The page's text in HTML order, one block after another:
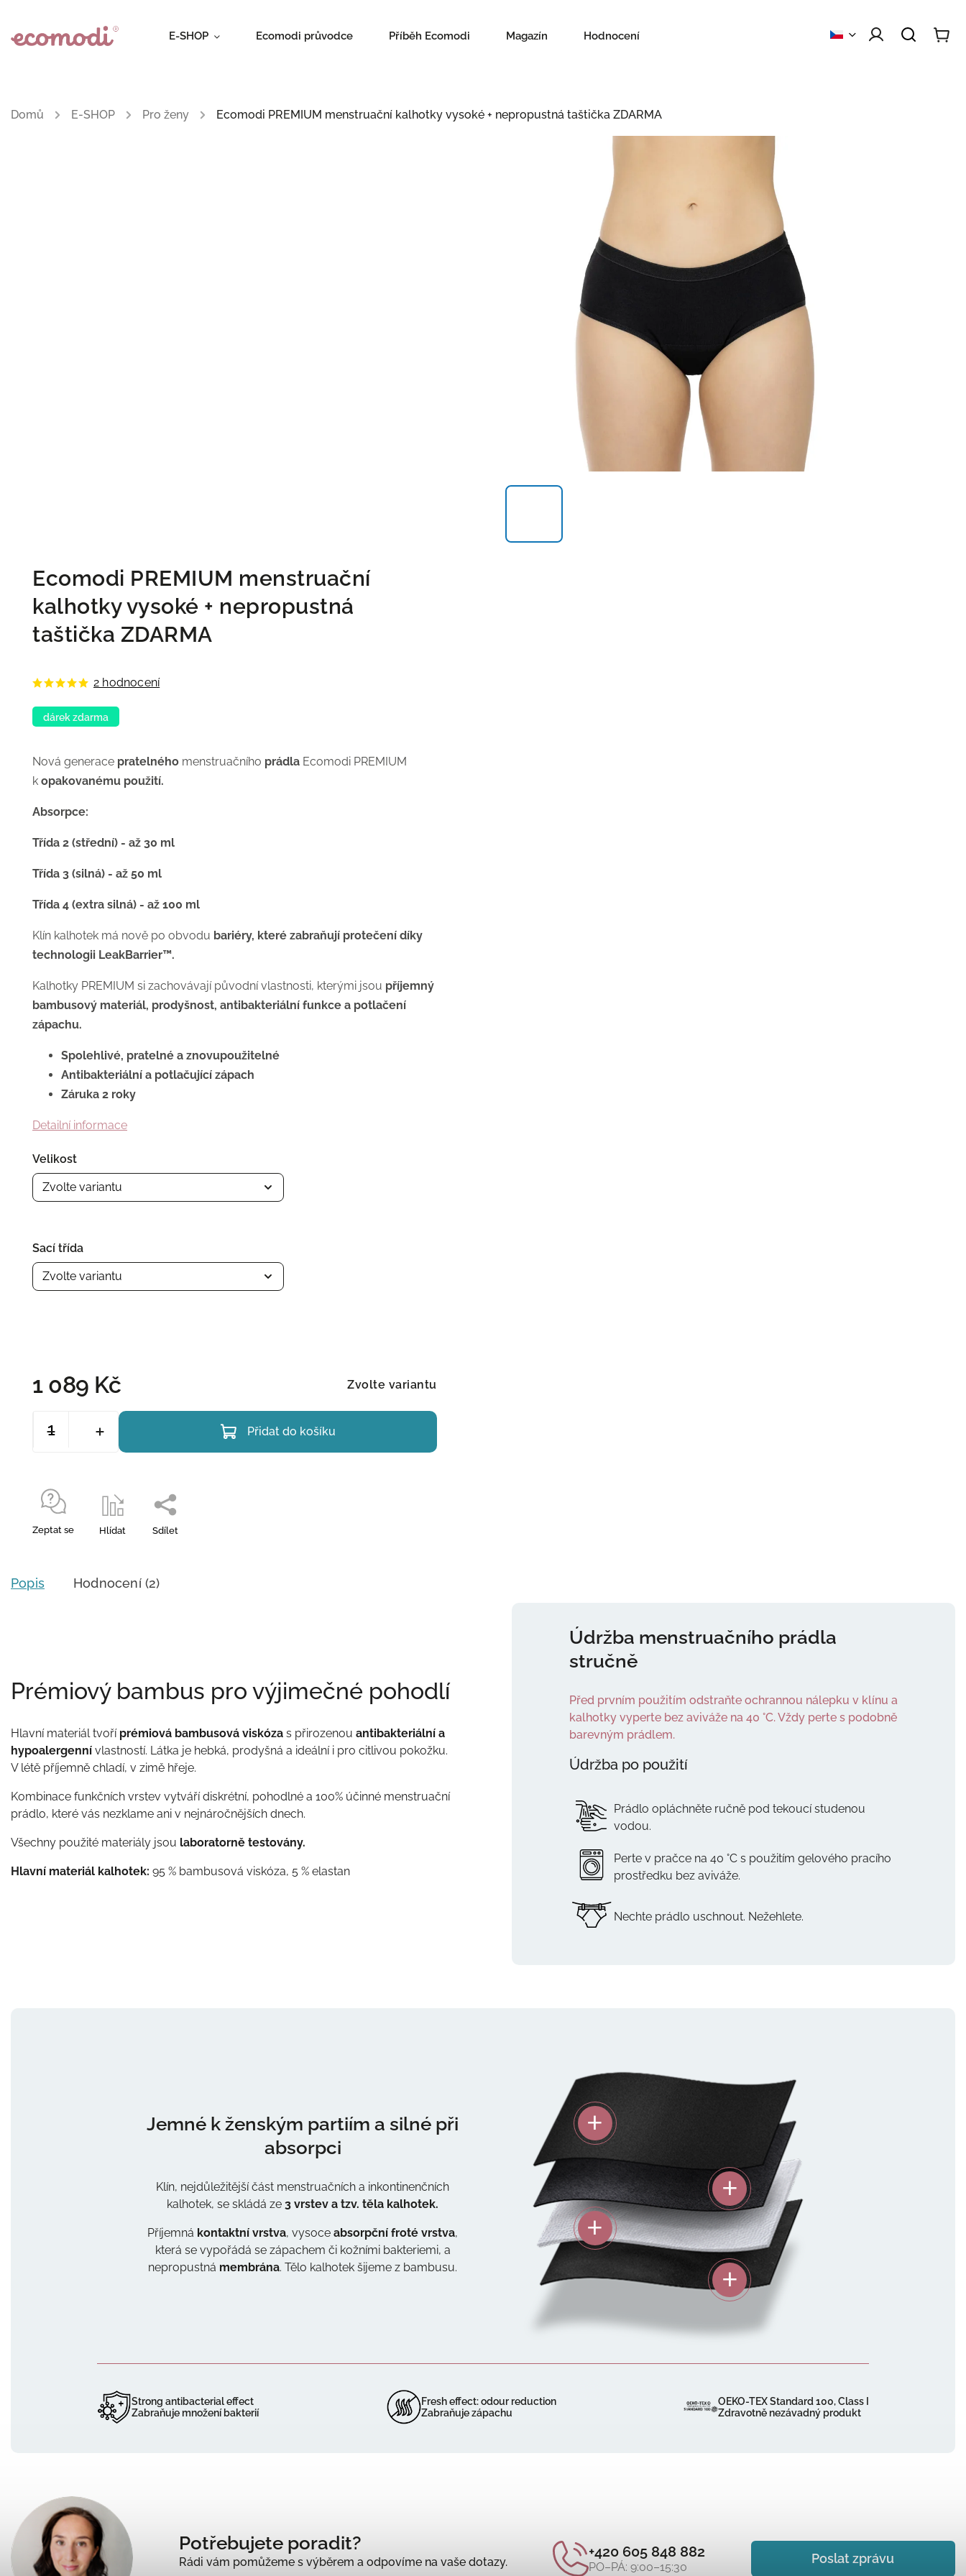
E-SHOP Ecomodi průvodce Příběh Ecomodi Magazín Hodnocení obchodu
Domů / E-SHOP / Pro ženy / Ecomodi PREMIUM menstruační kalhotky vysoké + nepropustná taštička ZDARMA
Ecomodi PREMIUM menstruační
kalhotky vysoké + nepropustná
taštička ZDARMA
dárek zdarma
2 hodnocení
Nová generace pratelného menstruačního prádla Ecomodi PREMIUM
k opakovanému použití.
Absorpce:
Třída 2 (střední) - až 30 ml
Třída 3 (silná) - až 50 ml
Třída 4 (extra silná) - až 100 ml
Klín kalhotek má nově po obvodu bariéry, které zabraňují protečení díky
technologii LeakBarrier™.
Kalhotky PREMIUM si zachovávají původní vlastnosti, kterými jsou příjemný
bambusový materiál, prodyšnost, antibakteriální funkce a potlačení
zápachu.
Spolehlivé, pratelné a znovupoužitelné
Antibakteriální a potlačující zápach
Záruka 2 roky
Detailní informace
Velikost
Sací třída
1 089 Kč Zvolte variantu
Přidat do košíku
Zeptat se Hlídat Sdílet
Popis Hodnocení (2)
Prémiový bambus pro výjimečné pohodlí
Hlavní materiál tvoří prémiová bambusová viskóza s přirozenou antibakteriální a
hypoalergenní vlastností. Látka je hebká, prodyšná a ideální i pro citlivou pokožku.
V létě příjemně chladí, v zimě hřeje.
Kombinace funkčních vrstev vytváří diskrétní, pohodlné a 100% účinné menstruační
prádlo, které vás nezklame ani v nejnáročnějších dnech.
Všechny použité materiály jsou laboratorně testovány.
Hlavní materiál kalhotek: 95 % bambusová viskóza, 5 % elastan
Údržba menstruačního prádla
stručně
Před prvním použitím odstraňte ochrannou nálepku v klínu a
kalhotky vyperte bez aviváže na 40 °C. Vždy perte s podobně
barevným prádlem.
Údržba po použití
Prádlo opláchněte ručně pod tekoucí studenou
vodou.
Perte v pračce na 40 °C s použitím gelového pracího
prostředku bez aviváže.
Nechte prádlo uschnout. Nežehlete.
Jemné k ženským partiím a silné při
absorpci
Klín, nejdůležitější část menstruačních a inkontinenčních
kalhotek, se skládá ze3 vrstev a tzv. těla kalhotek.
Příjemná kontaktní vrstva, vysoceabsorpční froté vrstva,
která se vypořádá se zápachem či kožními bakteriemi, a
nepropustná membrána. Tělo kalhotek šijeme z bambusu.
Strong antibacterial effect
Zabraňuje množení bakterií
Fresh effect: odour reduction
Zabraňuje zápachu
OEKO-TEX Standard 100, Class I
Zdravotně nezávadný produkt
Potřebujete poradit?
Rádi vám pomůžeme s výběrem a odpovíme na vaše dotazy.
+420 605 848 882
PO–PÁ: 9:00–15:30
Poslat zprávu